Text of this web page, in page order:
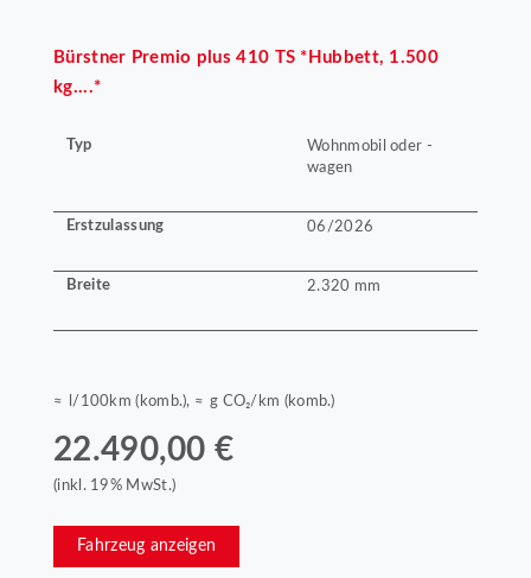
Bürstner Premio plus 410 TS *Hubbett, 1.500
kg....*
Typ
Wohnmobil oder -
wagen
Erstzulassung 06/2026
Breite 2.320 mm
≈ l/100km (komb.), ≈ g CO₂/km (komb.)
22.490,00 €
(inkl. 19% MwSt.)
Fahrzeug anzeigen